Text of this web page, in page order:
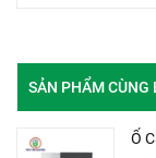
SẢN PHẨM CÙNG
Ổ